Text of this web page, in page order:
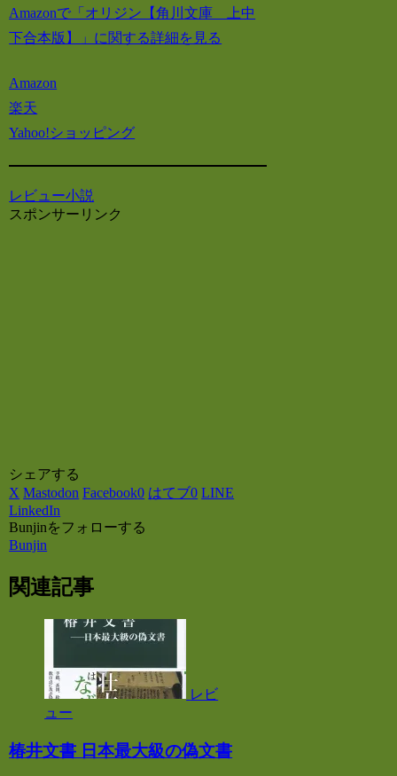
Amazonで「オリジン【角川文庫 上中
下合本版】」に関する詳細を見る
Amazon
楽天
Yahoo!ショッピング
レビュー小説
スポンサーリンク
シェアする
X Mastodon Facebook0 はてブ0 LINE
LinkedIn
Bunjinをフォローする
Bunjin
関連記事
レビ
ュー
椿井文書 日本最大級の偽文書